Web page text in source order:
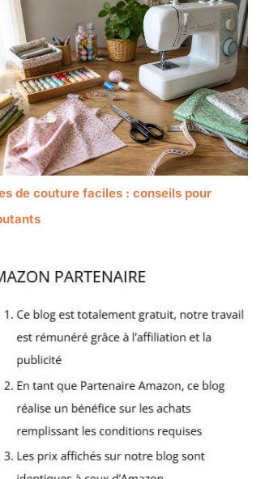
de couture faciles : conseils pour